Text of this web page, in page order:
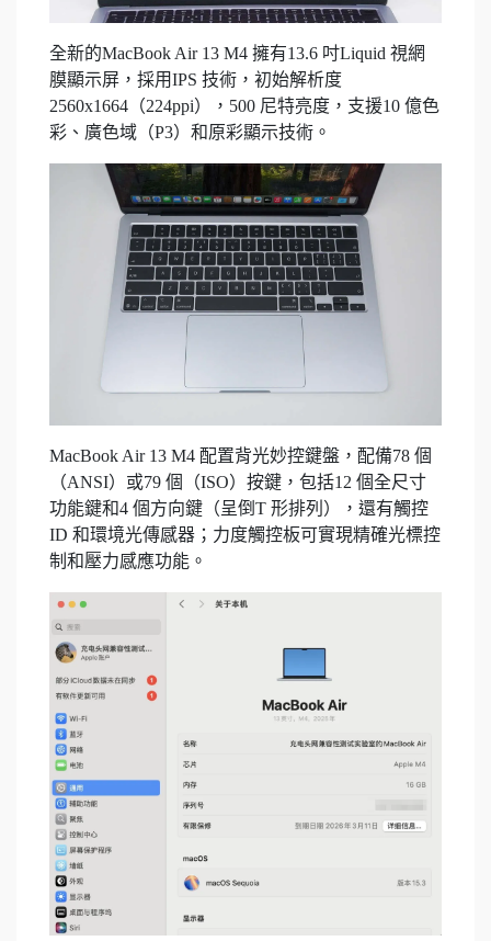
全新的MacBook Air 13 M4 擁有13.6 吋Liquid 視網
膜顯示屏，採用IPS 技術，初始解析度
2560x1664（224ppi），500 尼特亮度，支援10 億色
彩、廣色域（P3）和原彩顯示技術。
MacBook Air 13 M4 配置背光妙控鍵盤，配備78 個
（ANSI）或79 個（ISO）按鍵，包括12 個全尺寸
功能鍵和4 個方向鍵（呈倒T 形排列），還有觸控
ID 和環境光傳感器；力度觸控板可實現精確光標控
制和壓力感應功能。